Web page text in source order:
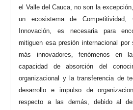
el Valle del Cauca, no son la
un ecosistema de Competitividad,
Innovación, es necesaria para
mitiguen esa presión internacional
más innovadores, fenómenos en
capacidad de absorción del
organizacional y la transferencia de
desarrollo e impulso de
respecto a las demás, debido al